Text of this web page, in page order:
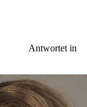
Antwortet in